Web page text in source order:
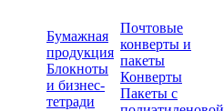
Бумажная
продукция
Блокноты
и бизнес-
тетради
Почтовые
конверты и
пакеты
Конверты
Пакеты с